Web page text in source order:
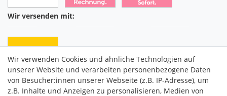
Wir versenden mit:
Wir verwenden Cookies und ähnliche Technologien auf
unserer Website und verarbeiten personenbezogene Daten
von Besucher:innen unserer Webseite (z.B. IP-Adresse), um
z.B. Inhalte und Anzeigen zu personalisieren, Medien von